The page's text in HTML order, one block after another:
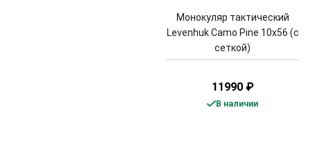
Монокуляр тактический
Levenhuk Camo Pine 10x56 (с
сеткой)
11990 ₽
В наличии